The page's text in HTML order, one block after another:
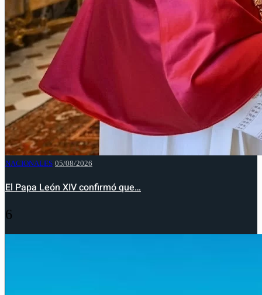
NACIONALES 05/08/2026
El Papa León XIV confirmó que…
6